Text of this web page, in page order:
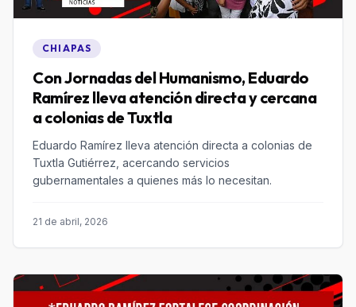
CHIAPAS
Con Jornadas del Humanismo, Eduardo
Ramírez lleva atención directa y cercana
a colonias de Tuxtla
Eduardo Ramírez lleva atención directa a colonias de
Tuxtla Gutiérrez, acercando servicios
gubernamentales a quienes más lo necesitan.
21 de abril, 2026